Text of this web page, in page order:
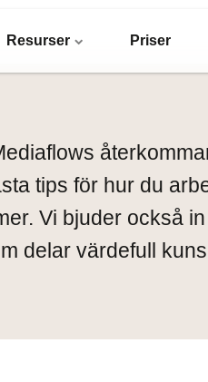
Resurser Priser
tips för hur du
Vi bjuder också
delar värdefull